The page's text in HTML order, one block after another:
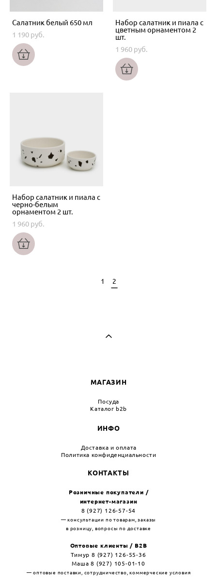
Салатник белый 650 мл
1 190 pуб.
Набор салатник и пиала с
цветным орнаментом 2
шт.
1 960 pуб.
Набор салатник и пиала с
черно-белым
орнаментом 2 шт.
1 960 pуб.
1 2
МАГАЗИН
Посуда
Каталог b2b
ИНФО
Доставка и оплата
Политика конфиденциальности
КОНТАКТЫ
Розничные покупатели /
интернет-магазин
8 (927) 126-57-54
— консультации по товарам, заказы
в розницу, вопросы по доставке
Оптовые клиенты / B2B
Тимур 8 (927) 126-55-36
Маша 8 (927) 105-01-10
— оптовые поставки, сотрудничество, коммерческие условия